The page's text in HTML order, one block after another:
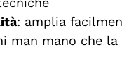
: amplia
man mano che la